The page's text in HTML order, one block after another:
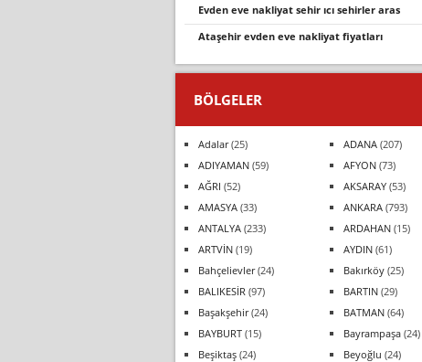
evden eve nakli̇yat sehi̇r ici sehi̇rler aras
ataşehir evden eve nakliyat fiyatları
BÖLGELER
Adalar(25) ADANA (207)
ADIYAMAN (59) AFYON (73)
AĞRI (52) AKSARAY (53)
AMASYA (33) ANKARA (793)
ANTALYA (233) ARDAHAN (15)
ARTVİN (19) AYDIN (61)
Bahçelievler(24) Bakırköy (25)
BALIKESİR (97) BARTIN (29)
Başakşehir(24) BATMAN (64)
BAYBURT (15) Bayrampaşa (24)
Beşiktaş (24) Beyoğlu (24)